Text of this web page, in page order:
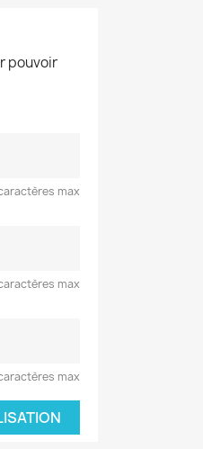
pouvoir
max
max
max